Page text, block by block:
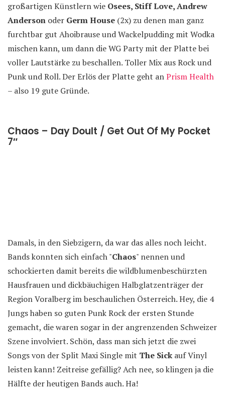
großartigen Künstlern wie Osees, Stiff Love, Andrew
Anderson oder Germ House (2x) zu denen man ganz
furchtbar gut Ahoibrause und Wackelpudding mit Wodka
mischen kann, um dann die WG Party mit der Platte bei
voller Lautstärke zu beschallen. Toller Mix aus Rock und
Punk und Roll. Der Erlös der Platte geht anPrism Health
– also 19 gute Gründe.
Chaos – Day Doult / Get Out Of My Pocket
7″
Damals, in den Siebzigern, da war das alles noch leicht.
Bands konnten sich einfach "Chaos" nennen und
schockierten damit bereits die wildblumenbeschürzten
Hausfrauen und dickbäuchigen Halbglatzenträger der
Region Voralberg im beschaulichen Österreich. Hey, die 4
Jungs haben so guten Punk Rock der ersten Stunde
gemacht, die waren sogar in der angrenzenden Schweizer
Szene involviert. Schön, dass man sich jetzt die zwei
Songs von der Split Maxi Single mit The Sick auf Vinyl
leisten kann! Zeitreise gefällig? Ach nee, so klingen ja die
Hälfte der heutigen Bands auch. Ha!